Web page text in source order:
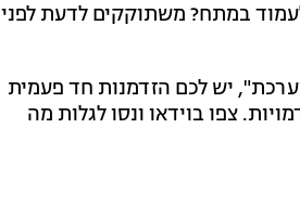
במתח? משתוקקים לדעת לפני
יש לכם הזדמנות חד פעמית
צפו בוידאו ונסו לגלות מה